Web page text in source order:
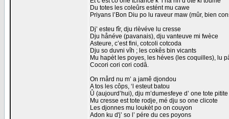
Du totes les coleûrs estént mu cawe
Priyans l’Bon Diu po lu raveur maw (mûr, bien
Dj’ esteu fîr, dju rlèvéve lu cresse
Dju hånéve (pavanais), dju vanteuve mi fwèce
Asteure, c’est fini, cotcoli cotcoda
Dju so duvni vîh ; les cokês bin vicants
Mu hapèt les poyes, les héves (les coquilles), lu
Cocori cori cori codâ.
On rnård nu m’ a jamê djondou
A tos les côps, ‘l esteut batou
Û (aujourd’hui), dju m’dumesfeye d’ one tote
Mu cresse est tote rodje, mé dju so one clicote
Les djonnes mu loukèt po on couyon
Adon ku d'j’ so l’ pére du ces poyons